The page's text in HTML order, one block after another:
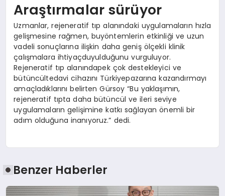
Araştırmalar sürüyor
Uzmanlar, rejeneratif tıp alanındaki uygulamaların hızla
gelişmesine rağmen, buyöntemlerin etkinliği ve uzun
vadeli sonuçlarına ilişkin daha geniş ölçekli klinik
çalışmalara ihtiyaçduyulduğunu vurguluyor.
Rejeneratif tıp alanındapek çok destekleyici ve
bütüncültedavi cihazını Türkiyepazarına kazandırmayı
amaçladıklarını belirten Gürsoy “Bu yaklaşımın,
rejeneratif tıpta daha bütüncül ve ileri seviye
uygulamaların gelişimine katkı sağlayan önemli bir
adım olduğuna inanıyoruz.” dedi.
Benzer Haberler